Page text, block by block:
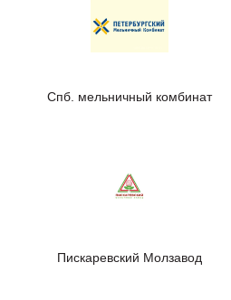
Спб. мельничный комбинат
Пискаревский Молзавод